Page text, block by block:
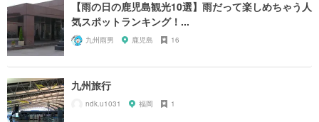
【雨の日の鹿児島観光10選】雨だって楽しめちゃう人
気スポットランキング！...
九州雨男 鹿児島 16
九州旅行
ndk.u1031 福岡 1